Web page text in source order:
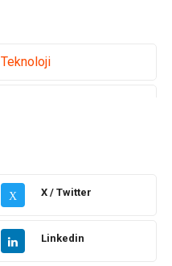
Teknoloji
Elektronik
Otomotiv
X X / Twitter
Linkedin